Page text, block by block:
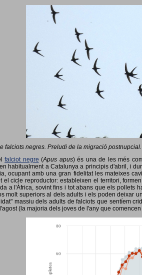
falciots negres. Preludi de la migració postnupcial.
falciot negre (Apus apus) és una de les més
habitualment a Catalunya a principis d'abril, i
ocupant amb una gran fidelitat les mateixes
el cicle reproductor: estableixen el territori,
a l'Àfrica, sovint fins i tot abans que els pollets
molt superiors al dels adults i els poden deixar
massiu dels adults de falciots que sentíem
(la majoria dels joves de l'any que